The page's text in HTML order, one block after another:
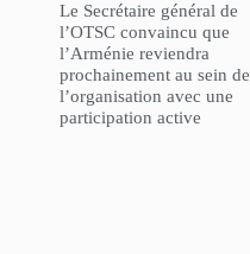
Le Secrétaire général de
l’OTSC convaincu que
l’Arménie reviendra
prochainement au sein de
l’organisation avec une
participation active